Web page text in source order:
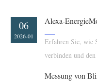
04
2026-03
Erfahren Sie, wie
verbinden und
06
2026-01